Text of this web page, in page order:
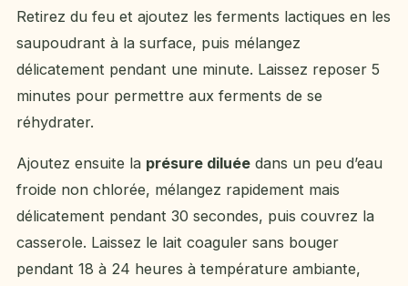
Retirez du feu et ajoutez les ferments lactiques en les
saupoudrant à la surface, puis mélangez
délicatement pendant une minute. Laissez reposer 5
minutes pour permettre aux ferments de se
réhydrater.
Ajoutez ensuite la présure diluée dans un peu d’eau
froide non chlorée, mélangez rapidement mais
délicatement pendant 30 secondes, puis couvrez la
casserole. Laissez le lait coaguler sans bouger
pendant 18 à 24 heures à température ambiante,